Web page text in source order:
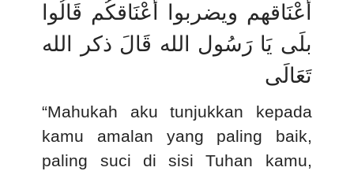
أَعْنَاقهم ويضربوا أَعْنَاقكُم قَالُوا
بلَى يَا رَسُول الله قَالَ ذكر الله
تَعَالَى
“Mahukah aku tunjukkan kepada
kamu amalan yang paling baik,
paling suci di sisi Tuhan kamu,